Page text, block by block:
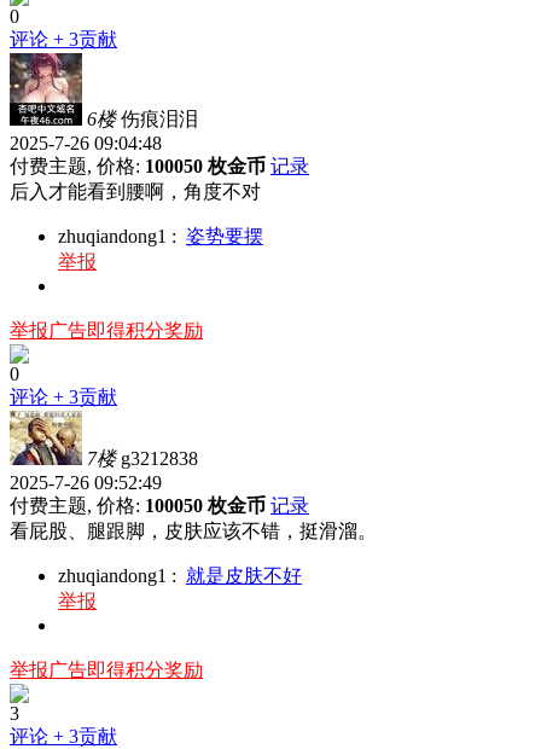
0
评论 + 3贡献
6楼 伤痕泪泪
2025-7-26 09:04:48
付费主题, 价格: 100050 枚金币 记录
后入才能看到腰啊，角度不对
zhuqiandong1 : 姿势要摆
举报
举报广告即得积分奖励
0
评论 + 3贡献
7楼 g3212838
2025-7-26 09:52:49
付费主题, 价格: 100050 枚金币 记录
看屁股、腿跟脚，皮肤应该不错，挺滑溜。
zhuqiandong1 : 就是皮肤不好
举报
举报广告即得积分奖励
3
评论 + 3贡献